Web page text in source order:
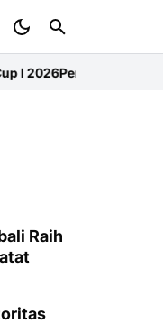
Utara Kembali Raih
Raih